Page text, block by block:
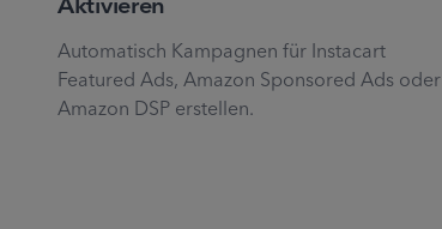
Automatisch Kampagnen für Instacart
Featured Ads, Amazon Sponsored Ads oder
Amazon DSP erstellen.